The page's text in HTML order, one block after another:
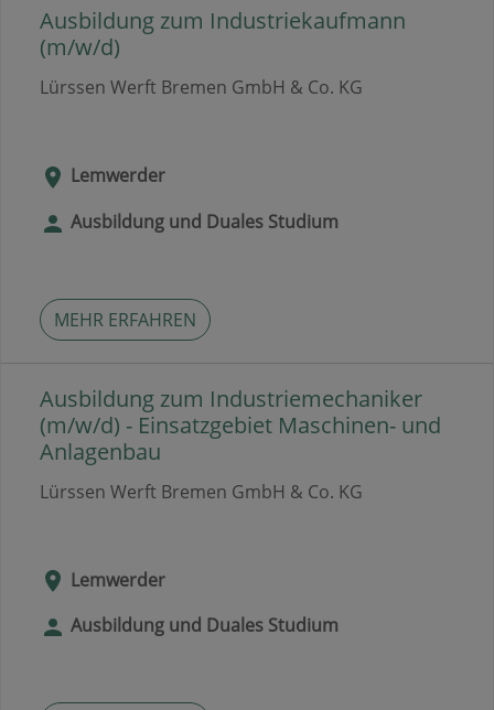
Ausbildung zum Industriekaufmann
(m/w/d)
Lürssen Werft Bremen GmbH & Co. KG
Lemwerder
Ausbildung und Duales Studium
MEHR ERFAHREN
Ausbildung zum Industriemechaniker
(m/w/d) - Einsatzgebiet Maschinen- und
Anlagenbau
Lürssen Werft Bremen GmbH & Co. KG
Lemwerder
Ausbildung und Duales Studium